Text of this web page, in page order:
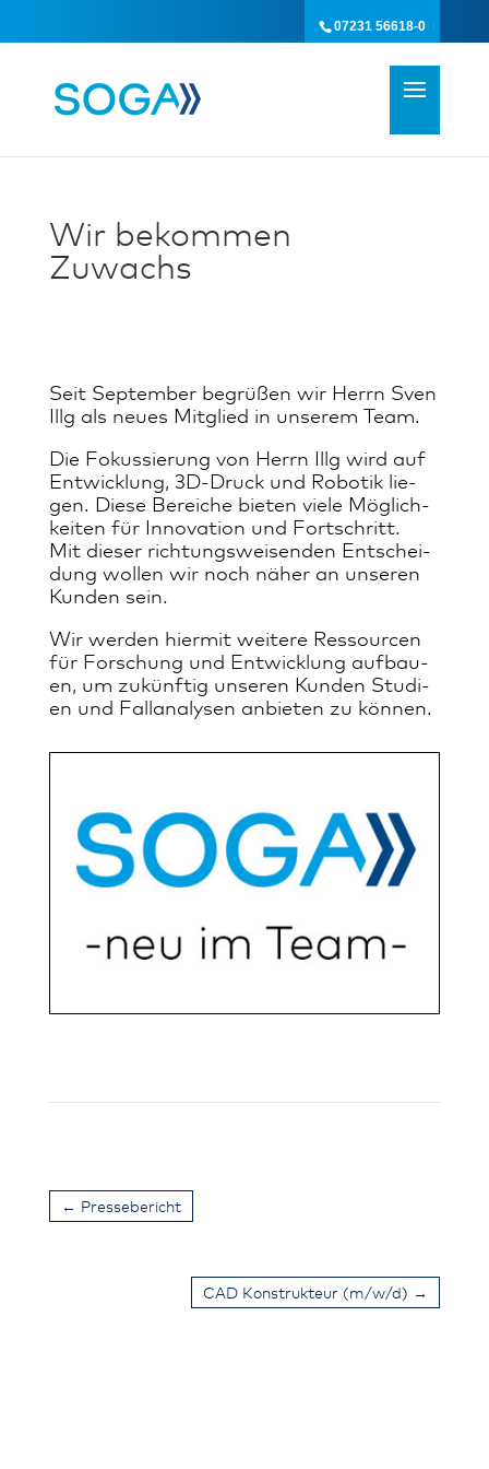
07231 56618-0
Wir bekommen
Zuwachs
Seit Sep­tem­ber begrüßen wir Herrn Sven
Illg als neues Mitglied in unserem Team.
Die Fo­kus­sie­rung von Herrn Illg wird auf
Ent­wick­lung, 3D­-Druck und Ro­bo­tik lie­
gen. Die­se Be­rei­che bie­ten vie­le Mög­lich­
kei­ten für In­no­va­ti­on und Fort­schritt.
Mit die­ser rich­tungs­wei­sen­den Ent­schei­
dun­g wol­len wir noch nä­her an un­se­ren
Kun­den sein.
Wir wer­den hier­mit weitere Res­sour­cen
für For­schung und Ent­wick­lung auf­bau­
en, um zu­künf­tig un­se­ren Kun­den Stu­di­
en und Fal­l­ana­ly­sen an­bie­ten zu kön­nen.
← Pressebericht
CAD Konstrukteur (m/w/d) →